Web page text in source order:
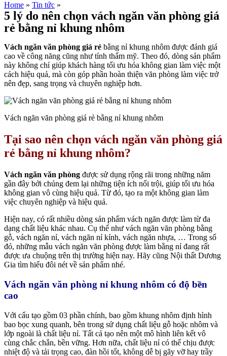
Home » Tin tức »
5 lý do nên chọn vách ngăn văn phòng giá
rẻ bằng nỉ khung nhôm
Vách ngăn văn phòng giá rẻ bằng nỉ khung nhôm được đánh giá
cao về công năng cũng như tính thẩm mỹ. Theo đó, dòng sản phẩm
này không chỉ giúp khách hàng tối ưu hóa không gian làm việc một
cách hiệu quả, mà còn góp phần hoàn thiện văn phòng làm việc trở
nên đẹp, sang trọng và chuyên nghiệp hơn.
Vách ngăn văn phòng giá rẻ bằng nỉ khung nhôm
Tại sao nên chọn vách ngăn văn phòng giá
rẻ bằng nỉ khung nhôm?
Vách ngăn văn phòng được sử dụng rộng rãi trong những năm
gần đây bởi chúng đem lại những tiện ích nổi trội, giúp tối ưu hóa
không gian vô cùng hiệu quả. Từ đó, tạo ra một không gian làm
việc chuyên nghiệp và hiệu quả.
Hiện nay, có rất nhiều dòng sản phẩm vách ngăn được làm từ đa
dạng chất liệu khác nhau. Cụ thể như vách ngăn văn phòng bằng
gỗ, vách ngăn nỉ, vách ngăn nỉ kính, vách ngăn nhựa, … Trong số
đó, những mẫu vách ngăn văn phòng được làm bằng nỉ đang rất
được ưa chuộng trên thị trường hiện nay. Hãy cũng Nội thất Dương
Gia tìm hiểu đôi nét về sản phẩm nhé.
Vách ngăn văn phòng nỉ khung nhôm có độ bền
cao
Với cấu tạo gồm 03 phần chính, bao gồm khung nhôm định hình
bao bọc xung quanh, bên trong sử dụng chất liệu gỗ hoặc nhôm và
lớp ngoài là chất liệu nỉ. Tất cả tạo nên một mô hình liên kết vô
cùng chắc chắn, bền vững. Hơn nữa, chất liệu nỉ có thể chịu được
nhiệt độ và tải trọng cao, đàn hồi tốt, không dễ bị gãy vỡ hay trầy